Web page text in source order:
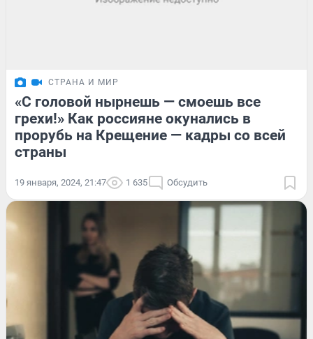
СТРАНА И МИР
«С головой нырнешь — смоешь все
грехи!» Как россияне окунались в
прорубь на Крещение — кадры со всей
страны
19 января, 2024, 21:47 1 635 Обсудить